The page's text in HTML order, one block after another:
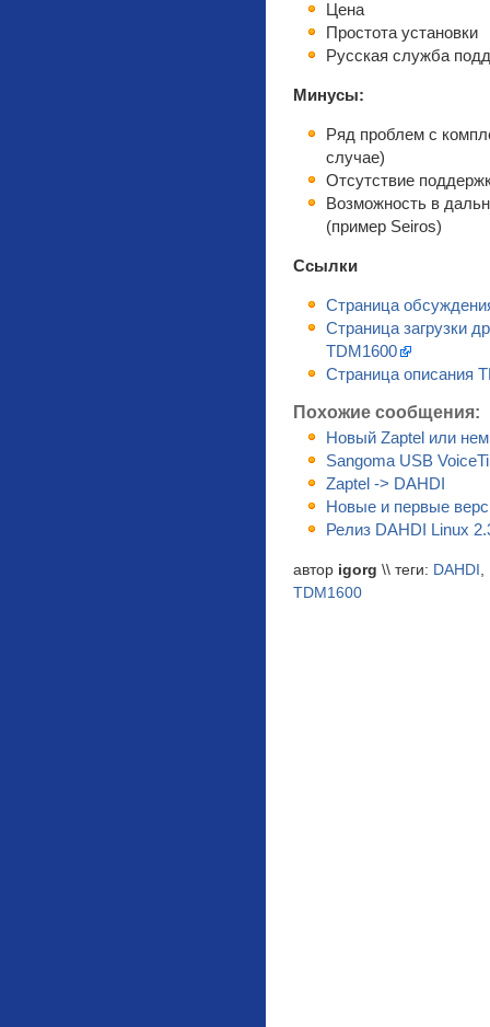
Цена
Простота установки
Русская служба
Минусы:
Ряд проблем с
случае)
Отсутствие
Возможность в
(пример Seiros)
Ссылки
Страница
Страница загрузки
TDM1600
Cтраница описания
Похожие сообщения:
Новый Zaptel или
Sangoma USB
Zaptel -> DAHDI
Новые и первые
Релиз DAHDI Linux
автор igorg \\ теги: DAHDI ,
TDM1600